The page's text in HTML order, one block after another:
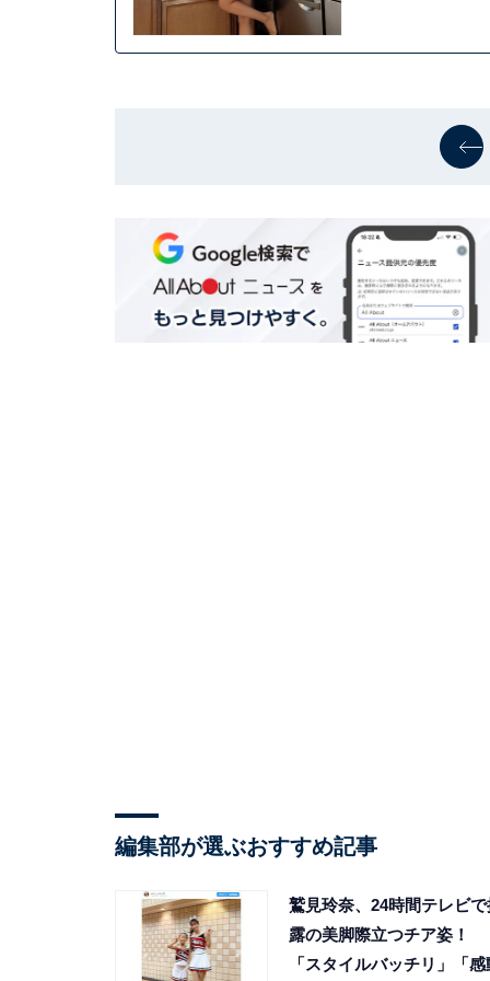
編集部が選ぶおすすめ記事
鷲見玲奈、24時間テレビで
露の美脚際立つチア姿！
「スタイルバッチリ」「感